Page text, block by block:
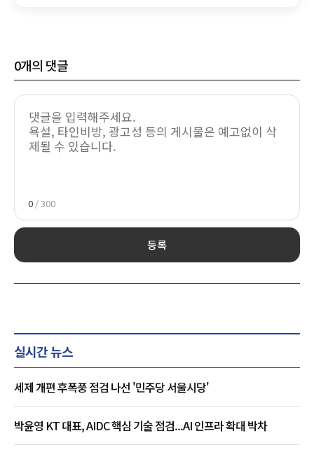
0개의 댓글
0 / 300
등록
실시간 뉴스
세제 개편 후폭풍 점검 나선 '민주당 서울시당'
박윤영 KT 대표, AIDC 핵심 기술 점검...AI 인프라 확대 박차